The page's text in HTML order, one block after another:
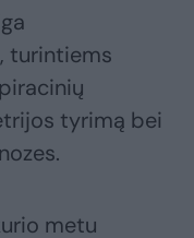
turintiems
tyrimą bei
metu